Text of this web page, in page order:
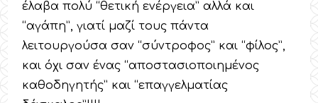
έλαβα πολύ “θετική ενέργεια” αλλά και
“αγάπη”, γιατί μαζί τους πάντα
λειτουργούσα σαν “σύντροφος” και “φίλος”,
και όχι σαν ένας “αποστασιοποιημένος
καθοδηγητής” και “επαγγελματίας